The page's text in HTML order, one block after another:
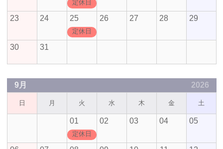
定休日
23 24 25
定休日
26 27 28 29
30 31
9月 2026
日 月 火 水 木 金 土
01
定休日
02 03 04 05